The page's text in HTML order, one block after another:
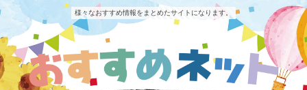
様々なおすすめ情報をまとめたサイトになります。